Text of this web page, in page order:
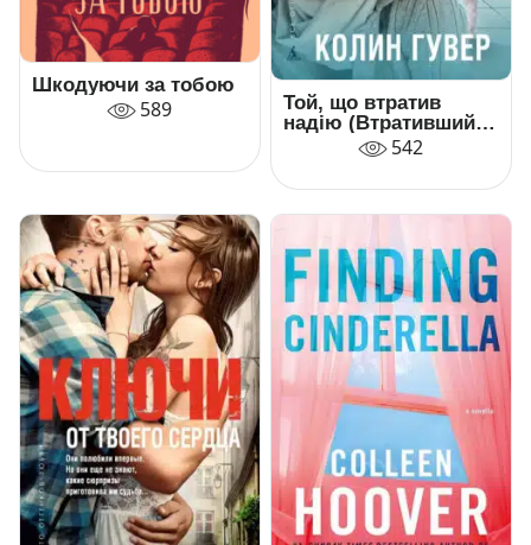
Шкодуючи за тобою
589
Той, що втратив
надію (Втративший
542